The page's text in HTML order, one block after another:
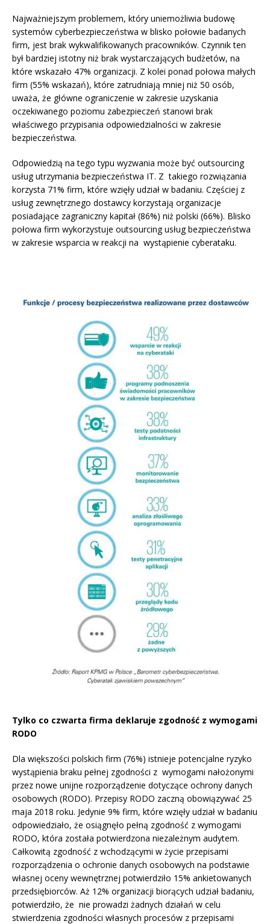
Najważniejszym problemem, który uniemożliwia budowę
systemów cyberbezpieczeństwa w blisko połowie badanych
firm, jest brak wykwalifikowanych pracowników. Czynnik ten
był bardziej istotny niż brak wystarczających budżetów, na
które wskazało 47% organizacji. Z kolei ponad połowa małych
firm (55% wskazań), które zatrudniają mniej niż 50 osób,
uważa, że główne ograniczenie w zakresie uzyskania
oczekiwanego poziomu zabezpieczeń stanowi brak
właściwego przypisania odpowiedzialności w zakresie
bezpieczeństwa.
Odpowiedzią na tego typu wyzwania może być outsourcing
usług utrzymania bezpieczeństwa IT. Z takiego rozwiązania
korzysta 71% firm, które wzięły udział w badaniu. Częściej z
usług zewnętrznego dostawcy korzystają organizacje
posiadające zagraniczny kapitał (86%) niż polski (66%). Blisko
połowa firm wykorzystuje outsourcing usług bezpieczeństwa
w zakresie wsparcia w reakcji na wystąpienie cyberataku.
Tylko co czwarta firma deklaruje zgodność z wymogami
RODO
Dla większości polskich firm (76%) istnieje potencjalne ryzyko
wystąpienia braku pełnej zgodności z wymogami nałożonymi
przez nowe unijne rozporządzenie dotyczące ochrony danych
osobowych (RODO). Przepisy RODO zaczną obowiązywać 25
maja 2018 roku. Jedynie 9% firm, które wzięły udział w badaniu
odpowiedziało, że osiągnęło pełną zgodność z wymogami
RODO, która została potwierdzona niezależnym audytem.
Całkowitą zgodność z wchodzącymi w życie przepisami
rozporządzenia o ochronie danych osobowych na podstawie
własnej oceny wewnętrznej potwierdziło 15% ankietowanych
przedsiębiorców. Aż 12% organizacji biorących udział badaniu,
potwierdziło, że nie prowadzi żadnych działań w celu
stwierdzenia zgodności własnych procesów z przepisami